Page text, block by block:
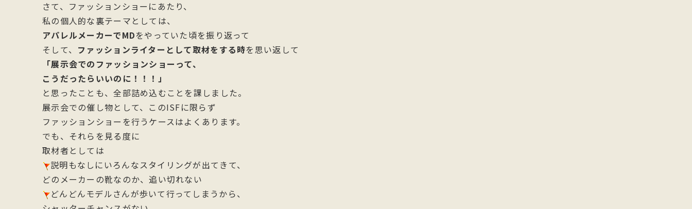
さて、ファッションショーにあたり、
私の個人的な裏テーマとしては、
アパレルメーカーでMDをやっていた頃を振り返って
そして、 ファッションライターとして取材をする時を思い返して
「展示会でのファッションショーって、
こうだったらいいのに！！！」
と思ったことも、全部詰め込むことを課しました。
展示会での催し物として、このISFに限らず
ファッションショーを行うケースはよくあります。
でも、それらを見る度に
取材者としては
説明もなしにいろんなスタイリングが出てきて、
どのメーカーの靴なのか、追い切れない
どんどんモデルさんが歩いて行ってしまうから、